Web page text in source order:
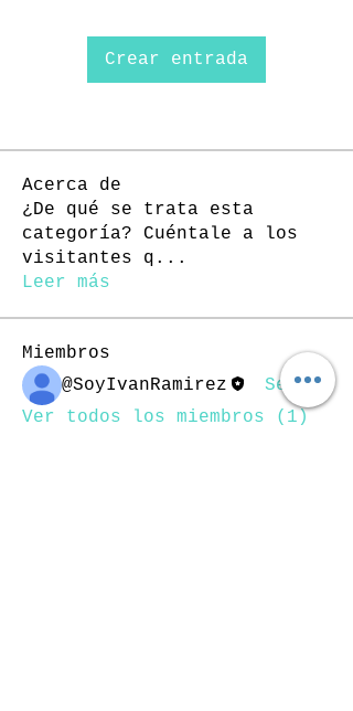
Crear entrada
Acerca de
¿De qué se trata esta
categoría? Cuéntale a los
visitantes q ...
Leer más
Miembros
@SoyIvanRamirez
Seguir
Ver todos los miembros (1)